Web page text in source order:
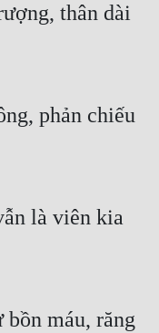
thân dài
phản chiếu
là viên kia
máu, răng